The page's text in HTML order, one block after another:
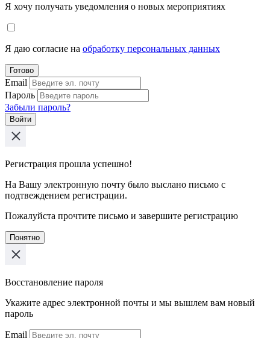
Я хочу получать уведомления о новых мероприятиях
Я даю согласие на обработку персональных данных
Готово
Email
Пароль
Забыли пароль?
Войти
Регистрация прошла успешно!
На Вашу электронную почту было выслано письмо с
подтвеждением регистрации.
Пожалуйста прочтите письмо и завершите регистрацию
Понятно
Восстановление пароля
Укажите адрес электронной почты и мы вышлем вам новый
пароль
Email